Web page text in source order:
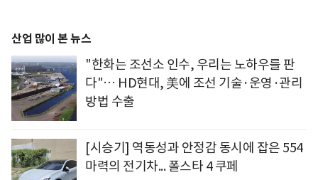
산업 많이 본 뉴스
"한화는 조선소 인수, 우리는 노하우를 판
다"… HD현대, 美에 조선 기술·운영·관리
방법 수출
[시승기] 역동성과 안정감 동시에 잡은 554
마력의 전기차... 폴스타 4 쿠페